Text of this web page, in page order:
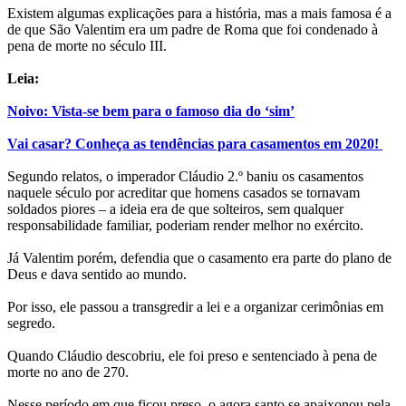
Existem algumas explicações para a história, mas a mais famosa é a
de que São Valentim era um padre de Roma que foi condenado à
pena de morte no século III.
Leia:
Noivo: Vista-se bem para o famoso dia do ‘sim’
Vai casar? Conheça as tendências para casamentos em 2020!
Segundo relatos, o imperador Cláudio 2.º baniu os casamentos
naquele século por acreditar que homens casados se tornavam
soldados piores – a ideia era de que solteiros, sem qualquer
responsabilidade familiar, poderiam render melhor no exército.
Já Valentim porém, defendia que o casamento era parte do plano de
Deus e dava sentido ao mundo.
Por isso, ele passou a transgredir a lei e a organizar cerimônias em
segredo.
Quando Cláudio descobriu, ele foi preso e sentenciado à pena de
morte no ano de 270.